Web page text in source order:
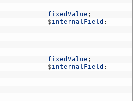
fixedValue ;
$internalField ;
fixedValue ;
$internalField ;